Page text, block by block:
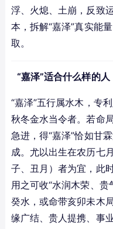
浮、火熄、土崩，反致
本，拆解“嘉泽”真实能
取。
“嘉泽”适合什么样的
“嘉泽”五行属水木，专
秋冬金水当令者。若命
急进，得“嘉泽”恰如甘
成。尤以出生在农历七
子、丑月）者为宜，此
用之可收“水润木荣、
癸水，或命带亥卯未木
缘广结、贵人提携、事业